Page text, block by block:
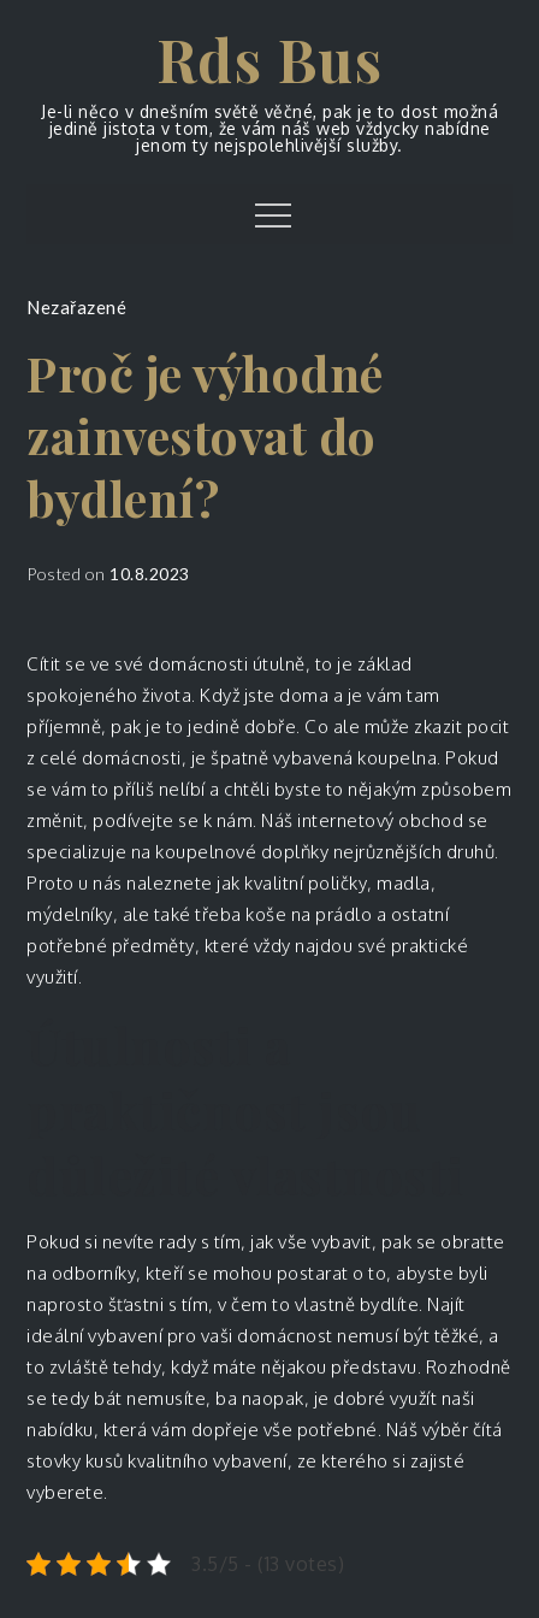
Rds Bus
Je-li něco v dnešním světě věčné, pak je to dost možná
jedině jistota v tom, že vám náš web vždycky nabídne
jenom ty nejspolehlivější služby.
Menu
Nezařazené
Proč je výhodné
zainvestovat do
bydlení?
Posted on 10.8.2023
Cítit se ve své domácnosti útulně, to je základ
spokojeného života. Když jste doma a je vám tam
příjemně, pak je to jedině dobře. Co ale může zkazit pocit
z celé domácnosti, je špatně vybavená koupelna. Pokud
se vám to příliš nelíbí a chtěli byste to nějakým způsobem
změnit, podívejte se k nám. Náš internetový obchod se
specializuje na koupelnové doplňky nejrůznějších druhů.
Proto u nás naleznete jak kvalitní poličky, madla,
mýdelníky, ale také třeba koše na prádlo a ostatní
potřebné předměty, které vždy najdou své praktické
využití.
Pokud si nevíte rady s tím, jak vše vybavit, pak se obraťte
na odborníky, kteří se mohou postarat o to, abyste byli
naprosto šťastni s tím, v čem to vlastně bydlíte. Najít
ideální vybavení pro vaši domácnost nemusí být těžké, a
to zvláště tehdy, když máte nějakou představu. Rozhodně
se tedy bát nemusíte, ba naopak, je dobré využít naši
nabídku, která vám dopřeje vše potřebné. Náš výběr čítá
stovky kusů kvalitního vybavení, ze kterého si zajisté
vyberete.
3.5/5 - (13 votes)